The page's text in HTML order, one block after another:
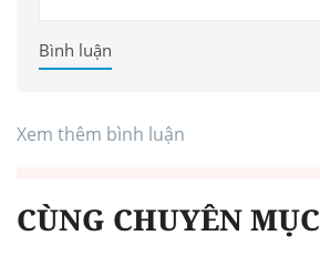
Bình luận
Xem thêm bình luận
CÙNG CHUYÊN MỤC